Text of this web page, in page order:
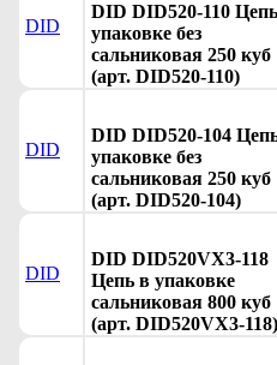
DID
DID DID520-110
упаковке без
сальниковая 250 куб
(арт. DID520-110)
DID
DID DID520-104
упаковке без
сальниковая 250 куб
(арт. DID520-104)
DID
DID DID520VX3-118
Цепь в упаковке
сальниковая 800 куб
(арт. DID520VX3-118)